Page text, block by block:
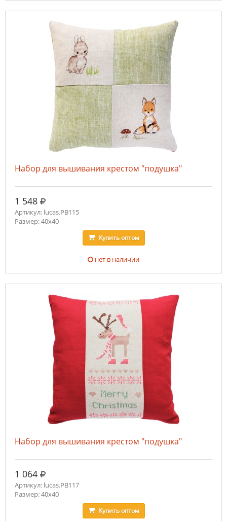
Набор для вышивания крестом "подушка"
1 548 руб.
Артикул: lucas.PB115
Размер: 40х40
Купитьоптом
нет в наличии
Набор для вышивания крестом "подушка"
1 064 руб.
Артикул: lucas.PB117
Размер: 40х40
Купитьоптом